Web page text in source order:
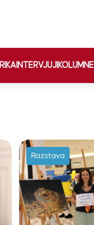
INTERVJUJI KOLUMNE
Razstava